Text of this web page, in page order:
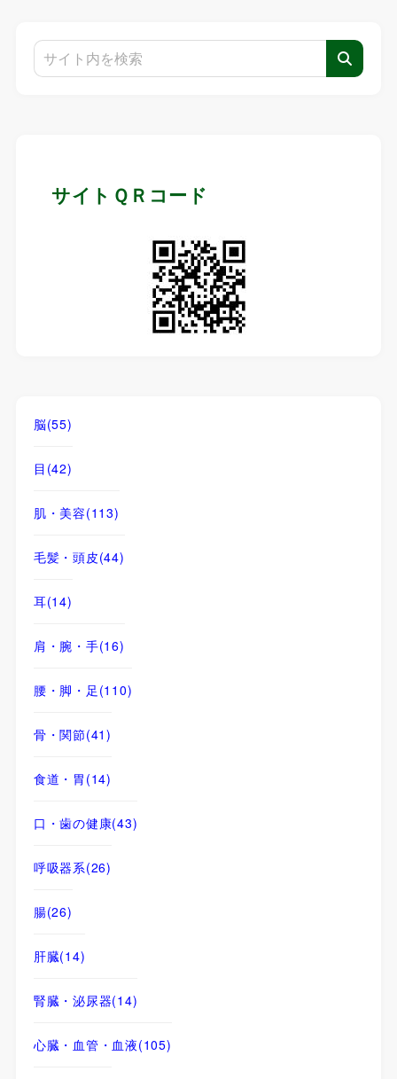
サイトＱＲコード
脳(55)
目 (42)
肌・美容(113)
毛髪・頭皮(44)
耳(14)
肩・腕・手(16)
腰・脚・足 (110)
骨・関節(41)
食道・胃 (14)
口・歯の健康(43)
呼吸器系(26)
腸(26)
肝臓(14)
腎臓・泌尿器(14)
心臓・血管・血液(105)